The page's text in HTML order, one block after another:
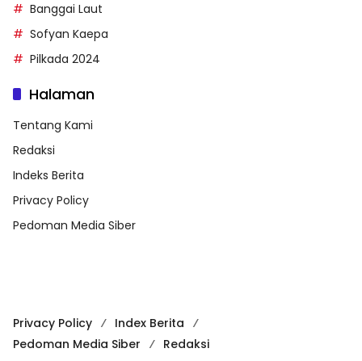
Banggai Laut
Sofyan Kaepa
Pilkada 2024
Halaman
Tentang Kami
Redaksi
Indeks Berita
Privacy Policy
Pedoman Media Siber
Privacy Policy
Index Berita
Pedoman Media Siber
Redaksi